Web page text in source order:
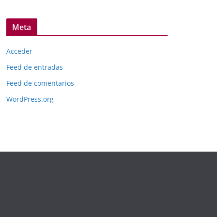
Meta
Acceder
Feed de entradas
Feed de comentarios
WordPress.org